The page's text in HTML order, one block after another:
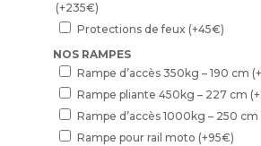
(+235€)
Protections de feux (+45€)
NOS RAMPES
Rampe d’accès 350kg – 190 cm (+
Rampe pliante 450kg – 227 cm (+
Rampe d’accès 1000kg – 250 cm
Rampe pour rail moto (+95€)